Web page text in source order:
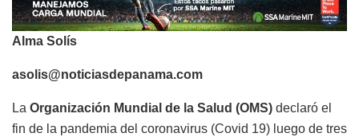
Alma Solís
asolis@noticiasdepanama.com
La Organización Mundial de la Salud (OMS) declaró el
fin de la pandemia del coronavirus (Covid 19) luego de tres